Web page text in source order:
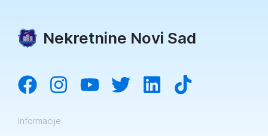
Nekretnine Novi Sad
Informacije